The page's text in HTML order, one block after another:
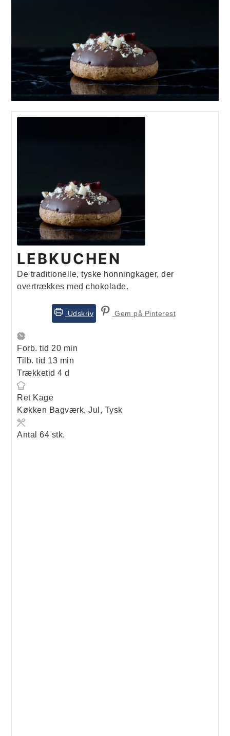
LEBKUCHEN
De traditionelle, tyske honningkager, der
overtrækkes med chokolade.
Udskriv Gem på Pinterest
Forb. tid 20minutter
min
Tilb. tid 13minutter
min
Trækketid4dage
d
Ret Kage
Køkken Bagværk, Jul, Tysk
Antal64 stk.